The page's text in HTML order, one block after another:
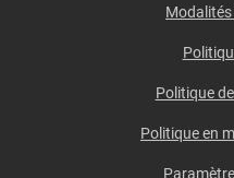
Politique
Politique en